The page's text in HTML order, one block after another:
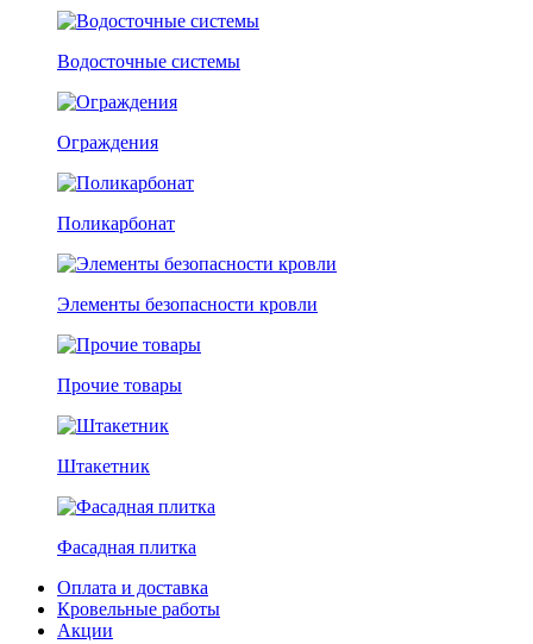
Водосточные системы
Ограждения
Поликарбонат
Элементы безопасности кровли
Прочие товары
Штакетник
Фасадная плитка
Оплата и доставка
Кровельные работы
Акции